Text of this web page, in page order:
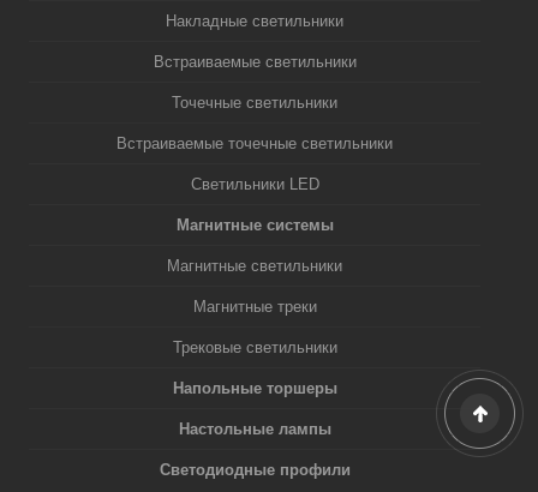
Накладные светильники
Встраиваемые светильники
Точечные светильники
Встраиваемые точечные светильники
Светильники LED
Магнитные системы
Магнитные светильники
Магнитные треки
Трековые светильники
Напольные торшеры
Настольные лампы
Светодиодные профили